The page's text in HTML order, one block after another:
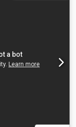
nerezová
rozvaděč s
CO2; různé